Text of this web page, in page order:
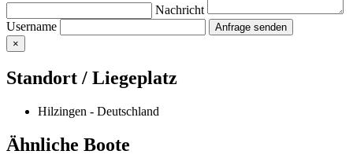
Nachricht
Username
×
Standort / Liegeplatz
Hilzingen - Deutschland
Ähnliche Boote